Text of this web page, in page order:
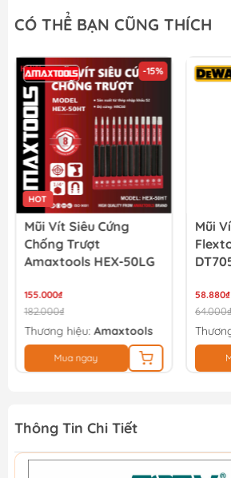
CÓ THỂ BẠN CŨNG THÍCH
-15%
HOT
Mũi Vít Siêu Cứng
Chống Trượt
Amaxtools HEX-50LG
155.000₫
182.000₫
Thương hiệu: Amaxtools
Mua ngay
Mũi
58.880₫
64.000₫
Thông Tin Chi Tiết